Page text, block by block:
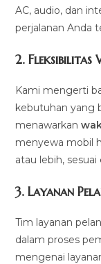
AC, audio, dan
perjalanan Anda
2.Fleksibilitas
Kami mengerti
kebutuhan yang
menawarkan
menyewa mobil
atau lebih,
3.Layanan
Tim layanan
dalam proses
mengenai